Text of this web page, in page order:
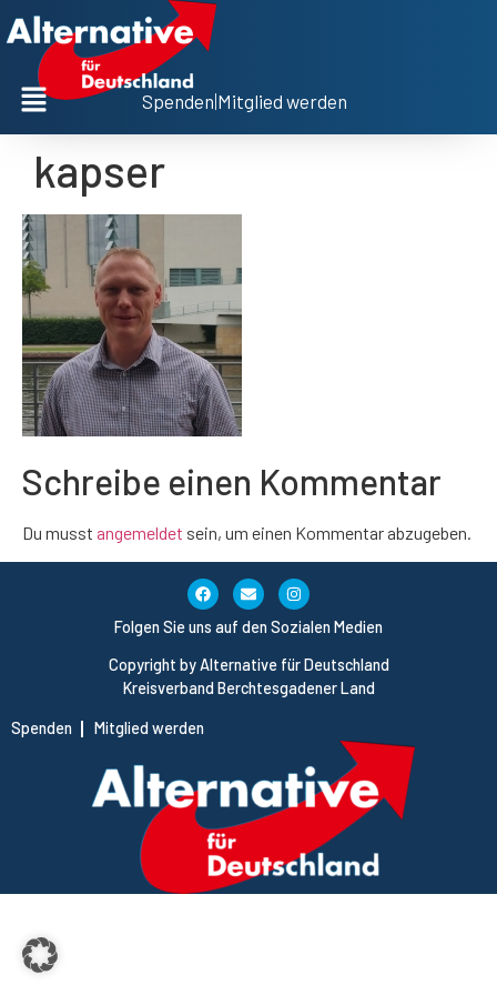
Spenden Mitglied werden
kapser
Schreibe einen Kommentar
Du musst angemeldet sein, um einen Kommentar abzugeben.
Copyright by Alternative für Deutschland
Kreisverband Berchtesgadener Land
Spenden Mitglied werden
Folgen Sie uns auf den Sozialen Medien